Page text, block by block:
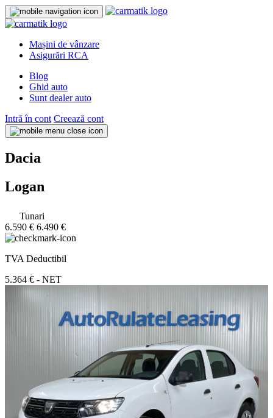
Mașini de vânzare
Asigurări RCA
Blog
Ghid auto
Sunt dealer auto
Intră în cont Creează cont
Dacia
Logan
Tunari
6.590 € 6.490 €
TVA Deductibil
5.364 € - NET